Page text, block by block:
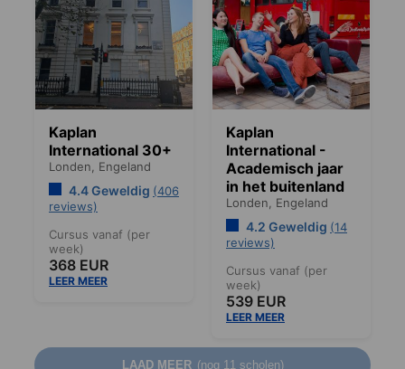
Kaplan
International 30+
Londen, Engeland
4.4 Geweldig (406
reviews)
Cursus vanaf (per
week)
368 EUR
LEER MEER
Kaplan
International -
Academisch jaar
in het buitenland
Londen, Engeland
4.2 Geweldig (14
reviews)
Cursus vanaf (per
week)
539 EUR
LEER MEER
LAAD MEER (nog 11 scholen)